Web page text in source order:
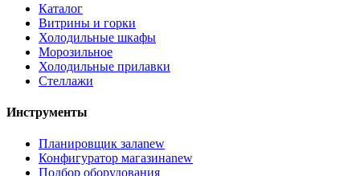
Каталог
Витрины и горки
Холодильные шкафы
Морозильное
Холодильные прилавки
Стеллажи
Инструменты
Планировщик залаnew
Конфигуратор магазинаnew
Подбор оборудования